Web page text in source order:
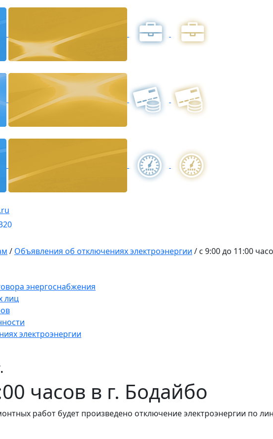
/ Объявления об отключениях электроэнергии / с 9:00 до 11:00
энергоснабжения
лиц
электроэнергии
часов в г. Бодайбо
работ будет произведено отключение электроэнергии по